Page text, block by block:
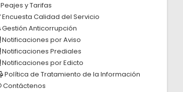
Peajes y Tarifas
Encuesta Calidad del Servicio
Gestión Anticorrupción
Notificaciones por Aviso
Notificaciones Prediales
Notificaciones por Edicto
Política de Tratamiento de la Información
Contáctenos